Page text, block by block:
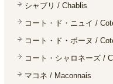
シャブリ / Chablis
コート・ド・ニュイ /
コート・ド・ボーヌ /
コート・シャロネーズ /
マコネ / Maconnais